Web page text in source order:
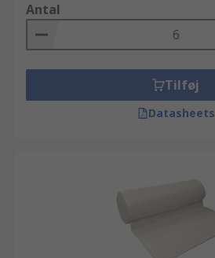
Antal
Tilføj
Datasheets